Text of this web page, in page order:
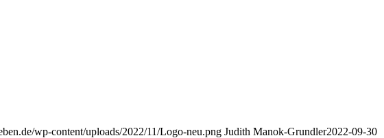
wp-content/uploads/2022/11/Logo-neu.png Judith Manok-Grundler2022-09-30